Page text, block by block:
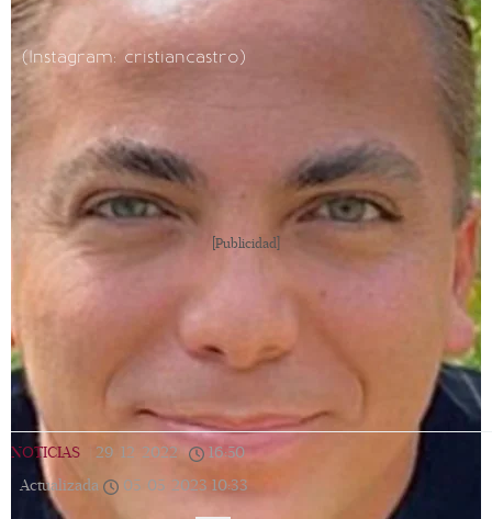
(Instagram: cristiancastro)
[Publicidad]
NOTICIAS 29/12/2022 16:50 |
Actualizada
05/05/2023 10:33